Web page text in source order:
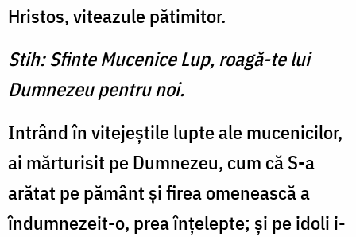
Hristos, viteazule pătimitor.
Stih: Sfinte Mucenice Lup, roagă-te lui
Dumnezeu pentru noi.
Intrând în vitejeştile lupte ale mucenicilor,
ai mărturisit pe Dumnezeu, cum că S-a
arătat pe pământ şi firea omenească a
îndumnezeit-o, prea înţelepte; şi pe idoli i-